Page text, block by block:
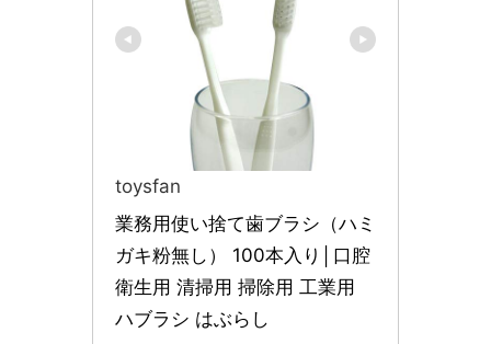
toysfan
業務用使い捨て歯ブラシ（ハミ
ガキ粉無し） 100本入り│口腔
衛生用 清掃用 掃除用 工業用
ハブラシ はぶらし